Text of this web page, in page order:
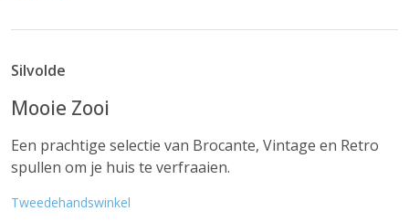
Silvolde
Mooie Zooi
Een prachtige selectie van Brocante, Vintage en Retro
spullen om je huis te verfraaien.
Tweedehandswinkel